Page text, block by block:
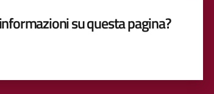
su questa pagina?